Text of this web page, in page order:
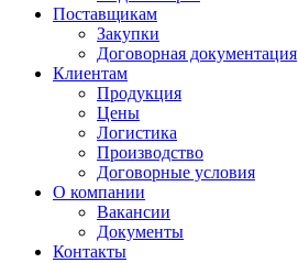
Поставщикам
Закупки
Договорная документация
Клиентам
Продукция
Цены
Логистика
Производство
Договорные условия
О компании
Вакансии
Документы
Контакты